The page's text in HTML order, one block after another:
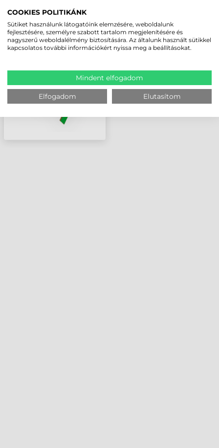
HONEYWELL INTEFÉSZ,
WLAN/BT (802.11 B,G,N)
MODUL, PC23, PC43
(FELHASZNÁLÓ ÁLTAL
COOKIES POLITIKÁNK
Sütiket használunk látogatóink elemzésére, weboldalunk
fejlesztésére, személyre szabott tartalom megjelenítésére és
nagyszerű weboldalélmény biztosítására. Az általunk használt sütikkel
kapcsolatos további információkért nyissa meg a beállításokat.
Mindent elfogadom
Elfogadom Elutasítom